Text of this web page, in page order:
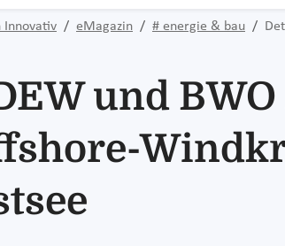
Innovativ eMagazin # energie & bau
und